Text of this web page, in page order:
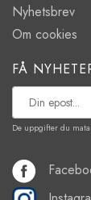
Nyhetsbrev
Om cookies
FÅ
De uppgifter du